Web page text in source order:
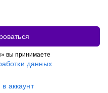
вы принимаете
данных
аккаунт